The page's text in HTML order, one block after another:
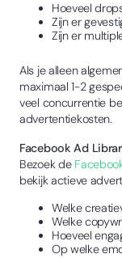
Hoeveel
Zijn er
Zijn er
Als je alleen
maximaal 1-2
veel concurrentie
advertentiekosten.
Facebook Ad
Bezoek de
bekijk actieve
Welke
Welke
Hoeveel
Op welke